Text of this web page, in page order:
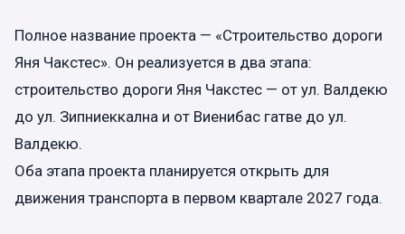
Полное название проекта — «Строительство дороги
Яня Чакстес». Он реализуется в два этапа:
строительство дороги Яня Чакстес — от ул. Валдекю
до ул. Зипниеккална и от Виенибас гатве до ул.
Валдекю.
Оба этапа проекта планируется открыть для
движения транспорта в первом квартале 2027 года.